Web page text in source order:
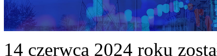
14 czerwca 2024 roku